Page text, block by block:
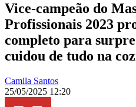
Vice-campeão do
Profissionais 2023
completo para
cuidou de tudo na
Camila Santos
25/05/2025 12:20